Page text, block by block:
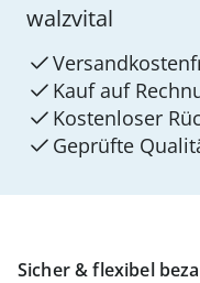
Sicher & flexibel
walzvital
Kauf auf
Kostenloser
Geprüfte